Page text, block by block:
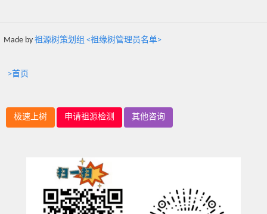
Made by 祖源树策划组 <祖缘树管理员名单>
>首页
极速上树 申请祖源检测 其他咨询